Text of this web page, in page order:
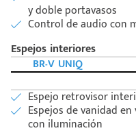
y doble portavasos
Control de audio con
Espejos interiores
BR-V UNIQ
Espejo retrovisor
Espejos de vanidad
con iluminación